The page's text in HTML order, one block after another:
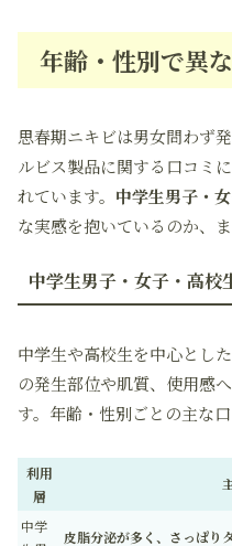
年齢・性別で異
思春期ニキビは男女問わず
ルビス製品に関する口コミ
れています。 中学生男子・
な実感を抱いているのか、
中学生男子・女子・高校
中学生や高校生を中心とし
の発生部位や肌質、使用感
す。年齢・性別ごとの主な
利用
層
中学
皮脂分泌が多く、さっぱり